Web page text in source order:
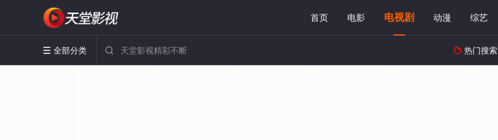
首页 电影 电视剧 动漫 综艺
 全部分类   热门搜索